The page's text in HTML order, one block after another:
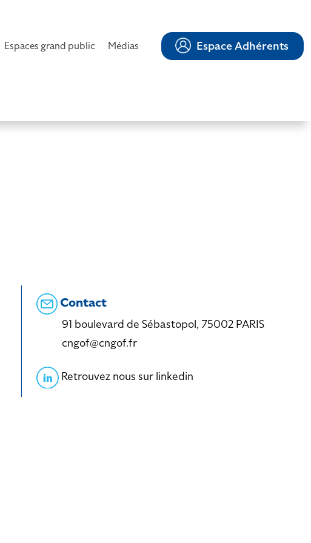
Espaces grand public Médias Espace Adhérents
Contact
91 boulevard de Sébastopol, 75002 PARIS
cngof@cngof.fr
Retrouvez nous sur linkedin